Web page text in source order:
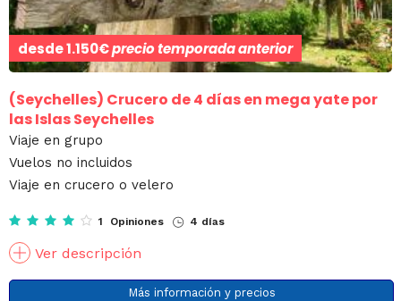
desde1.150€precio temporada anterior
(Seychelles) Crucero de 4 días en mega yate por
las Islas Seychelles
Viaje en grupo
Vuelos no incluidos
Viaje en crucero o velero
1 Opiniones 4 días
Ver descripción
Más información y precios